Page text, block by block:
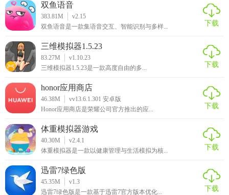
双鱼语音
383.81M
v2.15
双鱼语音是一款集语音交互、智能识别与多样...
下载
三维模拟器1.5.23
83.27M
v1.10.23
三维模拟器1.5.23是一款高度自由的多...
下载
honor应用商店
46.38M
vv13.6.1.301 安卓版
Honor应用商店是荣耀公司官方推出的应...
下载
体重模拟器游戏
40.30M
v2.4.1
体重模拟器是一款以健康管理与生活模拟为核...
下载
迅雷7绿色版
45.35M
v1.3
迅雷7绿色版是一款基于迅雷7官方版本优化...
下载